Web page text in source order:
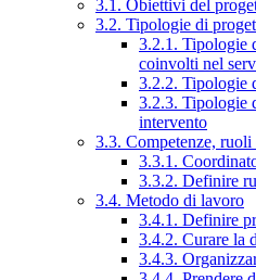
3.1. Obiettivi del
3.2. Tipologie di
3.2.1. Tipologie
coinvolti nel
3.2.2. Tipologie
3.2.3. Tipologie
intervento
3.3. Competenze,
3.3.1.
3.3.2. Definire
3.4. Metodo di lavoro
3.4.1. Definire
3.4.2. Curare la
3.4.3.